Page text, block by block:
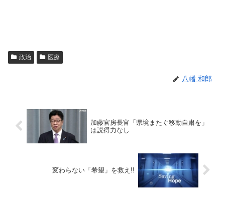
政治 医療
八幡 和郎
加藤官房長官「県境またぐ移動自粛を」
は説得力なし
変わらない「希望」を救え!!